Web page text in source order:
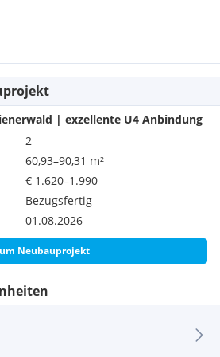
Lage ab und lassen keine
EUR 195,- netto
vor allen anderen.
Suchagenten unter
Ihnen passende Immobilien
registrieren/de
| exzellente U4 Anbindung
2
60,93–90,31 m²
€ 1.620–1.990
Bezugsfertig
01.08.2026
Neubauprojekt